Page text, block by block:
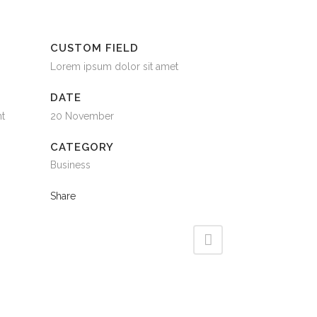
CUSTOM FIELD
Lorem ipsum dolor sit amet
DATE
20 November
CATEGORY
Business
Share